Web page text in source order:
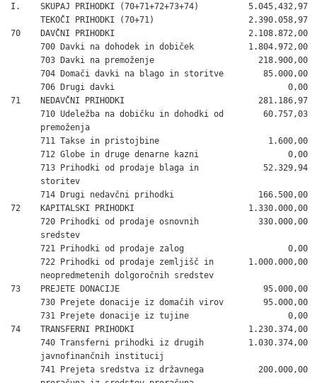
I.    SKUPAJ PRIHODKI (70+71+72+73+74)          5.045,432,97
      TEKOČI PRIHODKI (70+71)                   2.390.058,97
70    DAVČNI PRIHODKI                           2.108.872,00
      700 Davki na dohodek in dobiček           1.804.972,00
      703 Davki na premoženje                     218.900,00
      704 Domači davki na blago in storitve        85.000,00
      706 Drugi davki                                   0,00
71    NEDAVČNI PRIHODKI                           281.186,97
      710 Udeležba na dobičku in dohodki od        60.757,03
      premoženja
      711 Takse in pristojbine                      1.600,00
      712 Globe in druge denarne kazni                  0,00
      713 Prihodki od prodaje blaga in             52.329,94
      storitev
      714 Drugi nedavčni prihodki                 166.500,00
72    KAPITALSKI PRIHODKI                       1.330.000,00
      720 Prihodki od prodaje osnovnih            330.000,00
      sredstev
      721 Prihodki od prodaje zalog                     0,00
      722 Prihodki od prodaje zemljišč in       1.000.000,00
      neopredmetenih dolgoročnih sredstev
73    PREJETE DONACIJE                             95.000,00
      730 Prejete donacije iz domačih virov        95.000,00
      731 Prejete donacije iz tujine                    0,00
74    TRANSFERNI PRIHODKI                       1.230.374,00
      740 Transferni prihodki iz drugih         1.030.374,00
      javnofinančnih institucij
      741 Prejeta sredstva iz državnega           200.000,00